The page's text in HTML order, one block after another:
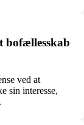
bofællesskab
ved at
sin interesse,